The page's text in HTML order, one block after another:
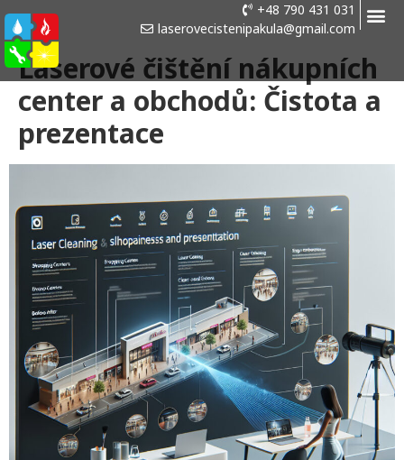
+48 790 431 031
laserovecistenipakula@gmail.com
Laserové čištění nákupních
center a obchodů: Čistota a
prezentace